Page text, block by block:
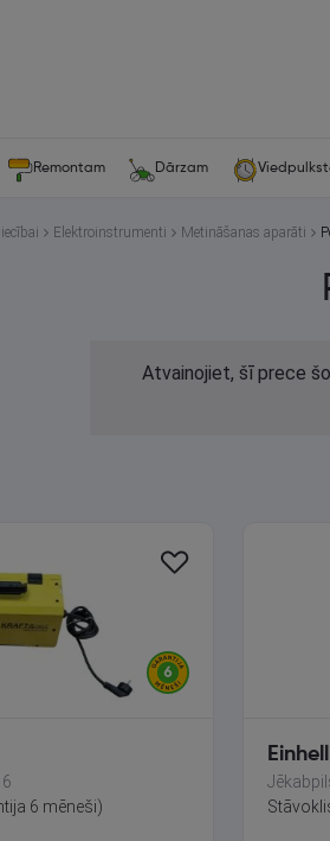
Remontam Dārzam
Elektroinstrumenti Metināšanas aparāti
Atvainojiet, šī prece
6 mēneši)